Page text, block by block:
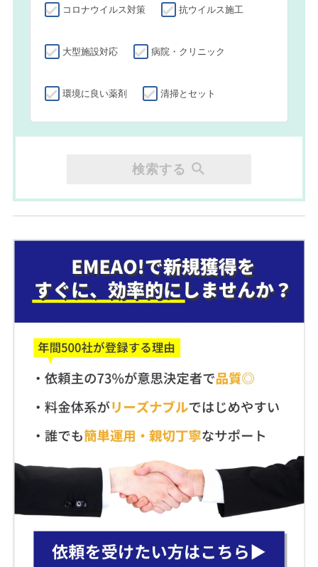
コロナウイルス対策 抗ウイルス施工
大型施設対応 病院・クリニック
環境に良い薬剤 清掃とセット
検索する